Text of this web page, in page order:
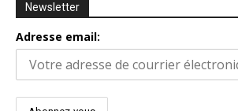
Newsletter
Adresse email: